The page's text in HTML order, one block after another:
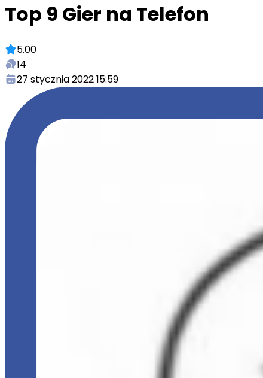
Top 9 Gier na Telefon
5.00
14
27 stycznia 2022 15:59